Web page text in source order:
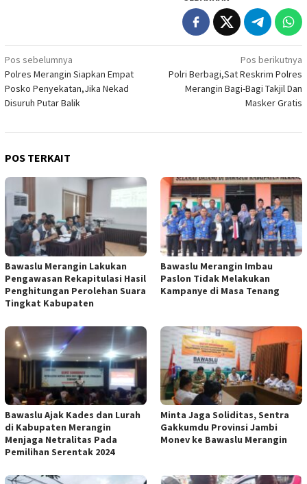
Navigasi
pos
Pos sebelumnya
Polres Merangin Siapkan Empat
Posko Penyekatan,Jika Nekad
Disuruh Putar Balik
Pos berikutnya
Polri Berbagi,Sat Reskrim Polres
Merangin Bagi-Bagi Takjil Dan
Masker Gratis
POS TERKAIT
Bawaslu Merangin Lakukan
Pengawasan Rekapitulasi Hasil
Penghitungan Perolehan Suara
Tingkat Kabupaten
Bawaslu Merangin Imbau
Paslon Tidak Melakukan
Kampanye di Masa Tenang
Bawaslu Ajak Kades dan Lurah
di Kabupaten Merangin
Menjaga Netralitas Pada
Pemilihan Serentak 2024
Minta Jaga Soliditas, Sentra
Gakkumdu Provinsi Jambi
Monev ke Bawaslu Merangin